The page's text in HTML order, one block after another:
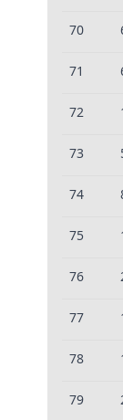
70
71
72
73
74
75
76
77
78
79